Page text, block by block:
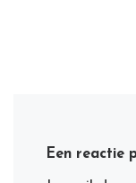
Een reactie